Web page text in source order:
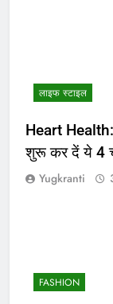
लाइफ स्टाइल
Heart Health:
शुरू कर दें ये 4
Yugkranti
FASHION